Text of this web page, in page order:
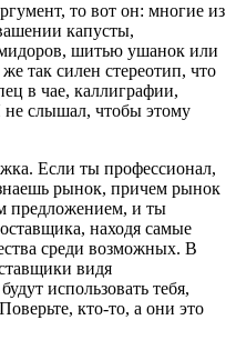
то вот он: многие из
капусты,
шитью ушанок или
так силен стереотип, что
в чае, каллиграфии,
не слышал, чтобы этому
Если ты профессионал,
рынок, причем рынок
предложением, и ты
находя самые
среди возможных. В
видя
использовать тебя,
кто-то, а они это